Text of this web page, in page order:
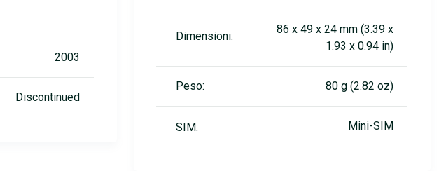
2003
Discontinued
Dimensioni:
86 x 49 x 24 mm (3.39 x
1.93 x 0.94 in)
Peso: 80 g (2.82 oz)
SIM: Mini-SIM